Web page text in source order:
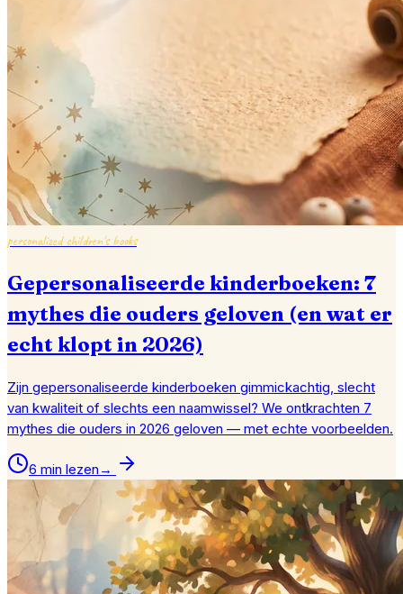
personalized children's books
Gepersonaliseerde kinderboeken: 7
mythes die ouders geloven (en wat er
echt klopt in 2026)
Zijn gepersonaliseerde kinderboeken gimmickachtig, slecht
van kwaliteit of slechts een naamwissel? We ontkrachten 7
mythes die ouders in 2026 geloven — met echte voorbeelden.
6 min lezen →